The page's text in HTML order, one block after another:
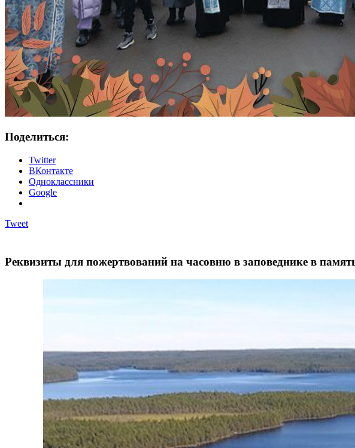
Поделиться:
Twitter
ВКонтакте
Одноклассники
Google
Tweet
Реквизиты для пожертвований на часовню в заповеднике в